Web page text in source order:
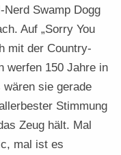
Nerd Swamp Dogg
Auf „Sorry You
mit der Country-
werfen 150 Jahre in
sie gerade
Stimmung
Zeug hält. Mal
mal ist es